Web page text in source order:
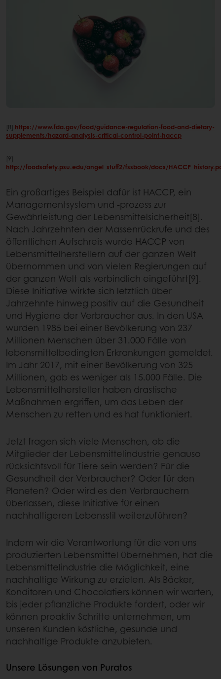
[8] https://www.fda.gov/food/guidance-regulation-food-and-dietary-
supplements/hazard-analysis-critical-control-point-haccp
[9]
http://foodsafety.psu.edu/angel_stuff2/fssbook/docs/
Ein großartiges Beispiel dafür ist HACCP, ein
Managementsystem und -prozess zur
Gewährleistung der Lebensmittelsicherheit[8].
Nach Jahrzehnten der Massenrückrufe und des
öffentlichen Aufschreis wurde HACCP von
Lebensmittelherstellern auf der ganzen Welt
übernommen und von vielen Regierungen auf
der ganzen Welt als verbindlich eingeführt[9].
Diese Initiative wirkte sich letztlich über
Jahrzehnte hinweg positiv auf die Gesundheit
und Hygiene der Verbraucher aus. In den USA
wurden 1985 bei einer Bevölkerung von 237
Millionen Menschen über 31.000 Fälle von
lebensmittelbedingten Erkrankungen gemeldet.
Im Jahr 2017, mit einer Bevölkerung von 325
Millionen, gab es weniger als 15.000 Fälle. Die
Lebensmittelhersteller haben drastische
Maßnahmen ergriffen, um das Leben der
Menschen zu retten und es hat funktioniert.
Jetzt fragen sich viele Menschen, ob die
Mitglieder der Lebensmittelindustrie genauso
rücksichtsvoll für Tiere sein werden? Für die
Gesundheit der Verbraucher? Oder für den
Planeten? Oder wird es den Verbrauchern
überlassen, diese Initiative für einen
nachhaltigeren Lebensstil weiterzuführen?
Indem wir die Verantwortung für die von uns
produzierten Lebensmittel übernehmen, hat die
Lebensmittelindustrie die Möglichkeit, eine
nachhaltige Wirkung zu erzielen. Als Bäcker,
Konditoren und Chocolatiers können wir warten,
bis jeder pflanzliche Produkte fordert, oder wir
können proaktiv Schritte unternehmen, um
unseren Kunden köstliche, gesunde und
nachhaltige Produkte anzubieten.
Unsere Lösungen von Puratos